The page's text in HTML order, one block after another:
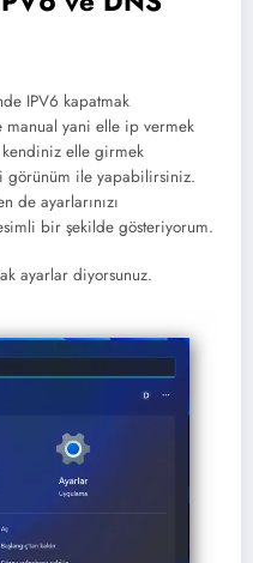
IPV6 kapatmak
yani elle ip vermek
elle girmek
görünüm ile yapabilirsiniz.
de ayarlarınızı
bir şekilde gösteriyorum.
ayarlar diyorsunuz.